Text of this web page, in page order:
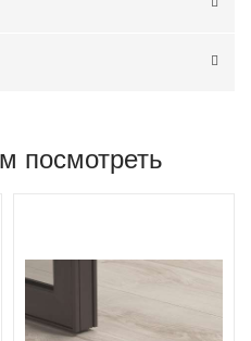
посмотреть